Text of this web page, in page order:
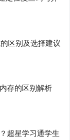
区别及选择建议
存的区别解析
超星学习通学生